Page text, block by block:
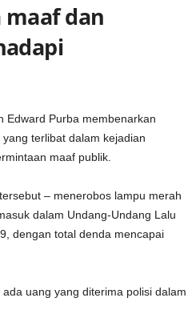
dan
Edward Purba membenarkan
terlibat dalam kejadian
maaf publik.
– menerobos lampu merah
dalam Undang-Undang Lalu
dengan total denda mencapai
uang yang diterima polisi dalam